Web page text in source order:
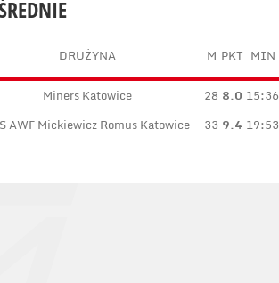
DRUŻYNA M PKT MIN
Miners Katowice 28 8.0 15:36
AWF Mickiewicz Romus Katowice 33 9.4 19:53